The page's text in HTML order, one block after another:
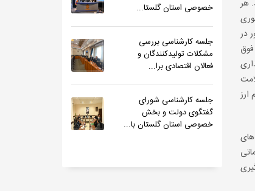
خصوصی استان گلستا...
جلسه کارشناسی بررسی
مشکلات تولیدکنندگان و
فعالان اقتصادی برا...
جلسه کارشناسی شورای
گفتگوی دولت و بخش
خصوصی استان گلستان با...
هر
در
ارز